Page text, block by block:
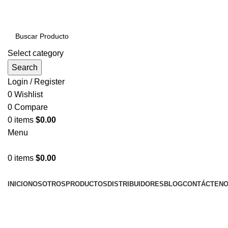
Select category
Search
Login / Register
0 Wishlist
0 Compare
0 items $0.00
Menu
0 items $0.00
INICIONOSOTROS PRODUCTOS DISTRIBUIDORES BLOG